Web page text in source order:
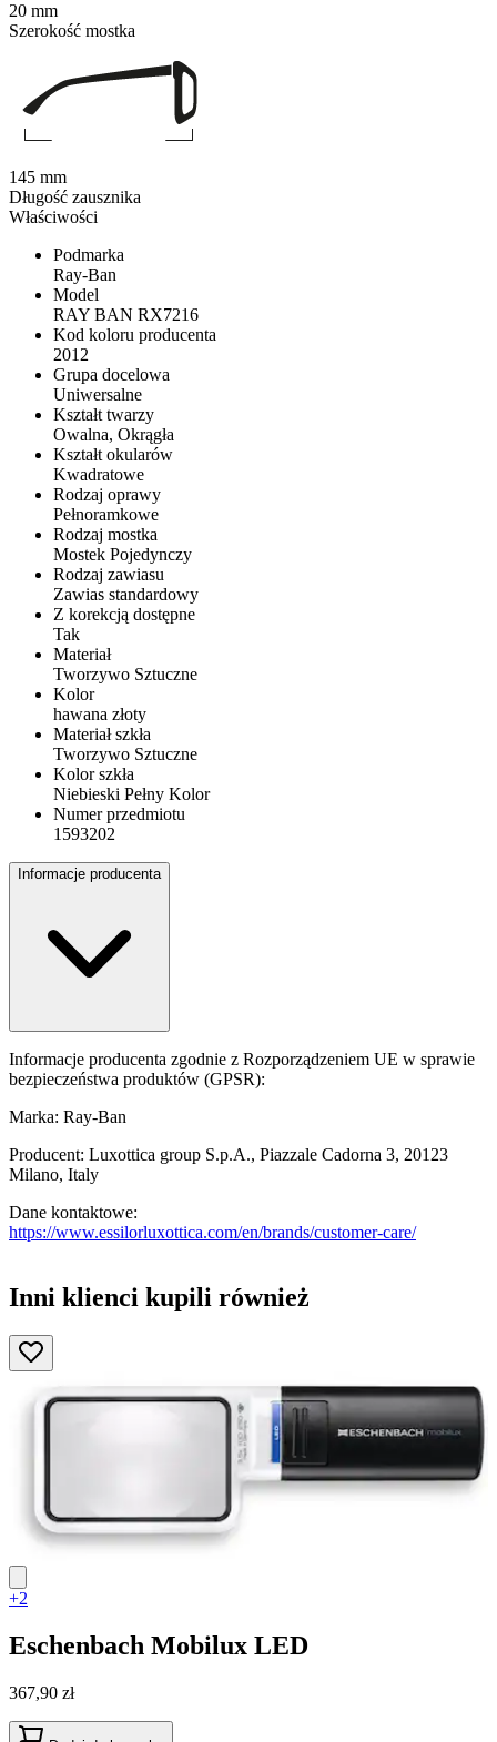
Właściwości
Podmarka
Ray-Ban
Model
RAY BAN RX7216
Kod koloru producenta
2012
Grupa docelowa
Uniwersalne
Kształt twarzy
Owalna, Okrągła
Kształt okularów
Kwadratowe
Rodzaj oprawy
Pełnoramkowe
Rodzaj mostka
Mostek Pojedynczy
Rodzaj zawiasu
Zawias standardowy
Z korekcją dostępne
Tak
Materiał
Tworzywo Sztuczne
Kolor
hawana złoty
Materiał szkła
Tworzywo Sztuczne
Kolor szkła
Niebieski Pełny Kolor
Numer przedmiotu
1593202
Informacje producenta
Informacje producenta zgodnie z Rozporządzeniem UE w sprawie
bezpieczeństwa produktów (GPSR):
Marka: Ray-Ban
Producent: Luxottica group S.p.A., Piazzale Cadorna 3, 20123
Milano, Italy
Dane kontaktowe:
https://www.essilorluxottica.com/en/brands/customer-care/
20 mm
Szerokość mostka
145 mm
Długość zausznika
Inni klienci kupili również
+2
Eschenbach Mobilux LED
367,90 zł